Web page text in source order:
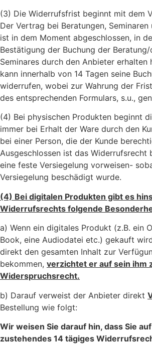
(3) Die Widerrufsfrist beginnt mit dem
Der Vertrag bei Beratungen,
ist in dem Moment abgeschlossen, in
Bestätigung der Buchung der
Seminares durch den Anbieter erhalten
kann innerhalb von 14 Tagen seine
widerrufen, wobei zur Wahrung der
des entsprechenden Formulars, s.u.,
(4) Bei physischen Produkten beginnt
immer bei Erhalt der Ware durch den
bei einer Person, die der Kunde
Ausgeschlossen ist das Widerrufsrecht
eine feste Versiegelung vorweisen-
Versiegelung beschädigt wurde.
(4) Bei digitalen Produkten gibt es
Widerrufsrechts folgende
a) Wenn ein digitales Produkt (z.B. ein
Book, eine Audiodatei etc.) gekauft
direkt den gesamten Inhalt zur
bekommen, verzichtet er auf sein ihm
Widerspruchsrecht.
b) Darauf verweist der Anbieter direkt
Bestellung wie folgt:
Wir weisen Sie darauf hin, dass Sie
zustehendes 14 tägiges